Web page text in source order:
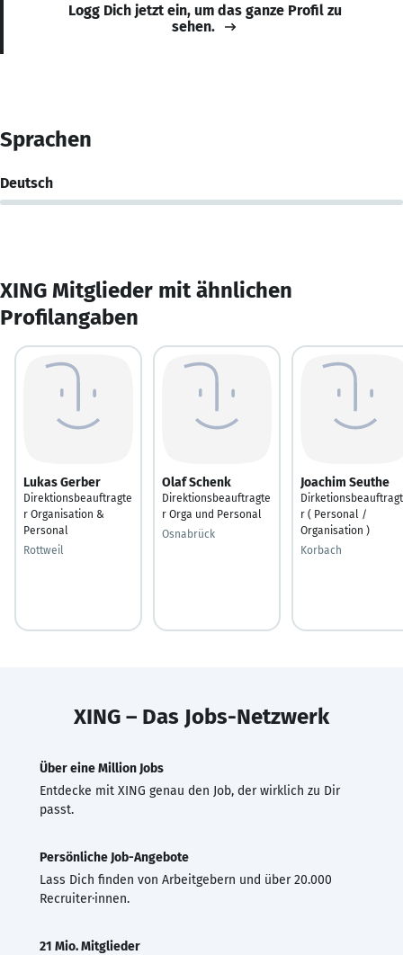
Logg Dich jetzt ein, um das ganze Profil zu
sehen.
Sprachen
Deutsch
XING Mitglieder mit ähnlichen
Profilangaben
Lukas Gerber
Direktionsbeauftragte
r Organisation &
Personal
Rottweil
Olaf Schenk
Direktionsbeauftragte
r Orga und Personal
Osnabrück
Joachim Seuthe
r ( Personal /
Organisation )
Korbach
XING – Das Jobs-Netzwerk
Über eine Million Jobs
Entdecke mit XING genau den Job, der wirklich zu Dir
passt.
Persönliche Job-Angebote
Lass Dich finden von Arbeitgebern und über 20.000
Recruiter·innen.
21 Mio. Mitglieder